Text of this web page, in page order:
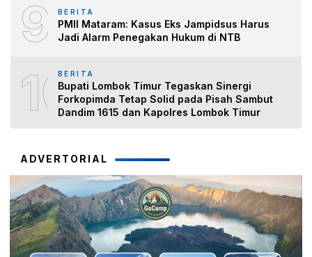
9 BERITA
PMII Mataram: Kasus Eks Jampidsus Harus
Jadi Alarm Penegakan Hukum di NTB
10BERITA
Bupati Lombok Timur Tegaskan Sinergi
Forkopimda Tetap Solid pada Pisah Sambut
Dandim 1615 dan Kapolres Lombok Timur
ADVERTORIAL